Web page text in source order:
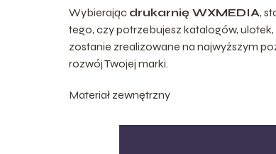
Wybierając drukarnię WXMEDIA,
tego, czy potrzebujesz katalogów,
zostanie zrealizowane na najwyższym
rozwój Twojej marki.
Materiał zewnętrzny